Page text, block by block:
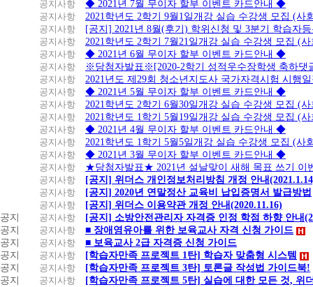
공지사항
◆ 2021년 7월 무이자 할부 이벤트 카드안내 ◆
공지사항
2021학년도 2학기 9월1일개강 실습 수강생 모집 (사
공지사항
[공지] 2021년 8월(후기) 학위신청 및 3분기 학습자
공지사항
2021학년도 2학기 7월21일개강 실습 수강생 모집 (
공지사항
◆ 2021년 6월 무이자 할부 이벤트 카드안내 ◆
공지사항
※당첨자발표※[2020-2학기 성적우수장학생 축하댓
공지사항
2021년도 제29회 청소년지도사 국가자격시험 시행
공지사항
◆ 2021년 5월 무이자 할부 이벤트 카드안내 ◆
공지사항
2021학년도 2학기 6월30일개강 실습 수강생 모집 (
공지사항
2021학년도 1학기 5월19일개강 실습 수강생 모집 (
공지사항
◆ 2021년 4월 무이자 할부 이벤트 카드안내 ◆
공지사항
2021학년도 1학기 5월5일개강 실습 수강생 모집 (사
공지사항
◆ 2021년 3월 무이자 할부 이벤트 카드안내 ◆
공지사항
★당첨자발표★ 2021년 설날맞이 새해 목표 쓰기 이
공지사항
[공지] 위더스 개인정보처리방침 개정 안내
공지사항
[공지] 2020년 연말정산 교육비 납입증명서 발급방법
공지사항
[공지] 위더스 이용약관 개정 안내(2020.11.16)
공지
공지사항
[공지] 소방안전관리자 자격증 인정 학점 하향 안내
공지
공지사항
■ 장애영유아를 위한 보육교사 자격 신청 가이드
공지
공지사항
■ 보육교사 2급 자격증 신청 가이드
공지
공지사항
[학습자만족 프로젝트 1탄] 학습자 맞춤형 시스템
공지
공지사항
[학습자만족 프로젝트 3탄] 토론글 작성법 가이드북!
공지
공지사항
[학습자만족 프로젝트 5탄] 실습에 대한 모든 것, 위